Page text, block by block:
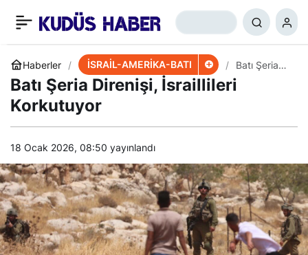
Haberler İSRAİL-AMERİKA-BATI
Batı Şeria
Direnişi,
Batı Şeria Direnişi, İsraillileri
Korkutuyor
18 Ocak 2026, 08:50 yayınlandı
İsrailli Gazeteci: Suudi
Kaynaklarla Görüştüm
+ 0 Paylaş